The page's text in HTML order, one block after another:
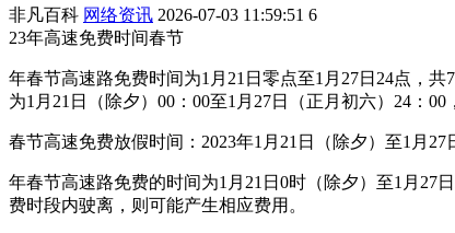
非凡百科 网络资讯 2026-07-03 11:59:51 6
23年高速免费时间春节
年春节高速路免费时间为1月21日零点至1月27日24点，
为1月21日（除夕）00：00至1月27日（正月初六）24：
春节高速免费放假时间：2023年1月21日（除夕）至1月27
年春节高速路免费的时间为1月21日0时（除夕）至1月27
费时段内驶离，则可能产生相应费用。